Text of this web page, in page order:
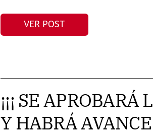
VER POST
¡¡¡ SE
Y HABRÁ